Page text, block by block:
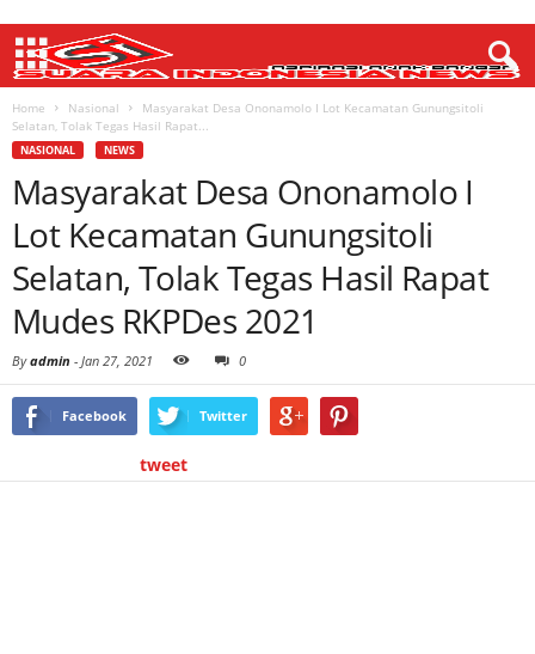
Home Nasional
Masyarakat Desa Ononamolo I Lot Kecamatan Gunungsitoli
Selatan, Tolak Tegas Hasil Rapat...
NASIONAL NEWS
Masyarakat Desa Ononamolo I
Lot Kecamatan Gunungsitoli
Selatan, Tolak Tegas Hasil Rapat
Mudes RKPDes 2021
Byadmin - Jan 27, 2021 0
Facebook Twitter
tweet